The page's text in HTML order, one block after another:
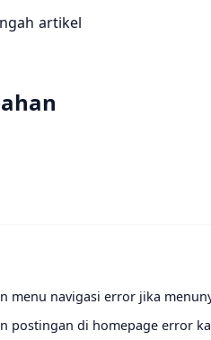
artikel
menu navigasi error jika
postingan di homepage error